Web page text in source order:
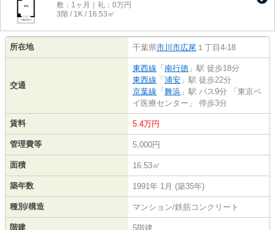
敷：1ヶ月｜礼：0万円
3階 / 1K / 16.53㎡
所在地 千葉県市川市広尾 １丁目4-18
交通
東西線 「 南行徳 」駅 徒歩18分
東西線 「 浦安 」駅 徒歩22分
京葉線 「 舞浜 」駅 バス9分 「東京ベ
イ医療センター」 停歩3分
賃料 5.4万円
管理費等 5,000円
面積 16.53㎡
築年数 1991年 1月 (築35年)
種別/構造 マンション/鉄筋コンクリート
階建 5階建